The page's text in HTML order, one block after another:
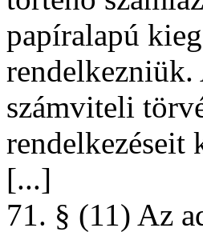
papíralapú
rendelkezniük.
számviteli
rendelkezéseit
[...]
71. § (11) Az